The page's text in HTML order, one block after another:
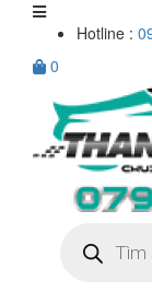
Hotline :
0
kiếm
sản